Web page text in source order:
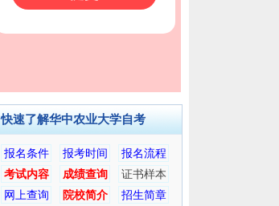
快速了解华中农业大学自考
报名条件 报考时间
报名流程
考试内容
成绩查询
证书样本
网上查询
院校简介
招生简章